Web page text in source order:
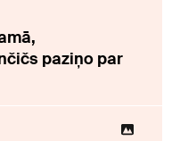
paziņo par